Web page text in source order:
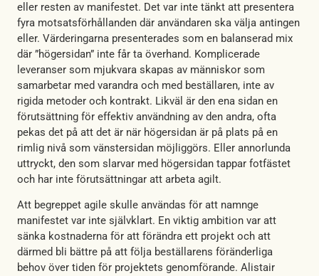
eller resten av manifestet. Det var inte tänkt att presentera
fyra motsatsförhållanden där användaren ska välja antingen
eller. Värderingarna presenterades som en balanserad mix
där ”högersidan” inte får ta överhand. Komplicerade
leveranser som mjukvara skapas av människor som
samarbetar med varandra och med beställaren, inte av
rigida metoder och kontrakt. Likväl är den ena sidan en
förutsättning för effektiv användning av den andra, ofta
pekas det på att det är när högersidan är på plats på en
rimlig nivå som vänstersidan möjliggörs. Eller annorlunda
uttryckt, den som slarvar med högersidan tappar fotfästet
och har inte förutsättningar att arbeta agilt.
Att begreppet agile skulle användas för att namnge
manifestet var inte självklart. En viktig ambition var att
sänka kostnaderna för att förändra ett projekt och att
därmed bli bättre på att följa beställarens föränderliga
behov över tiden för projektets genomförande. Alistair